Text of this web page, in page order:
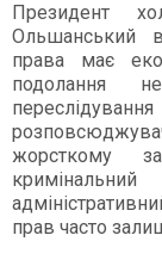
Президент
Ольшанський
права має
подолання
жорсткому
прав часто